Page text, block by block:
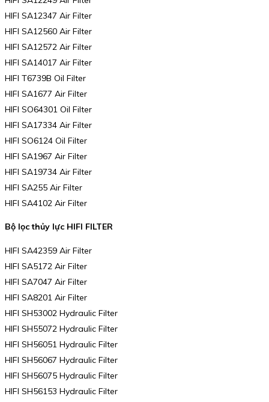
HIFI SA12347 Air Filter
HIFI SA12560 Air Filter
HIFI SA12572 Air Filter
HIFI SA14017 Air Filter
HIFI T6739B Oil Filter
HIFI SA1677 Air Filter
HIFI SO64301 Oil Filter
HIFI SA17334 Air Filter
HIFI SO6124 Oil Filter
HIFI SA1967 Air Filter
HIFI SA19734 Air Filter
HIFI SA255 Air Filter
HIFI SA4102 Air Filter
Bộ lọc thủy lực HIFI FILTER
HIFI SA42359 Air Filter
HIFI SA5172 Air Filter
HIFI SA7047 Air Filter
HIFI SA8201 Air Filter
HIFI SH53002 Hydraulic Filter
HIFI SH55072 Hydraulic Filter
HIFI SH56051 Hydraulic Filter
HIFI SH56067 Hydraulic Filter
HIFI SH56075 Hydraulic Filter
HIFI SH56153 Hydraulic Filter